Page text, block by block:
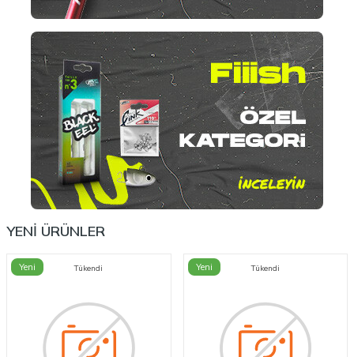
YENİ ÜRÜNLER
Yeni Tükendi Yeni Tükendi